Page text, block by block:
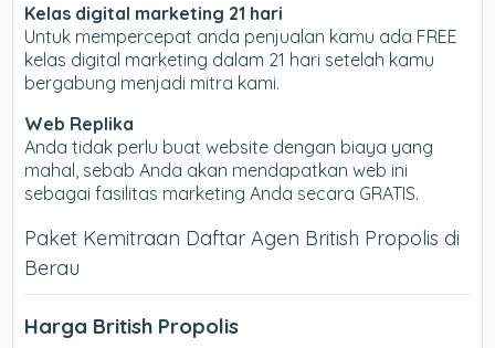
Kelas digital marketing 21 hari
Untuk mempercepat anda penjualan kamu ada FREE
kelas digital marketing dalam 21 hari setelah kamu
bergabung menjadi mitra kami.
Web Replika
Anda tidak perlu buat website dengan biaya yang
mahal, sebab Anda akan mendapatkan web ini
sebagai fasilitas marketing Anda secara GRATIS.
Paket Kemitraan Daftar Agen British Propolis di
Berau
Harga British Propolis